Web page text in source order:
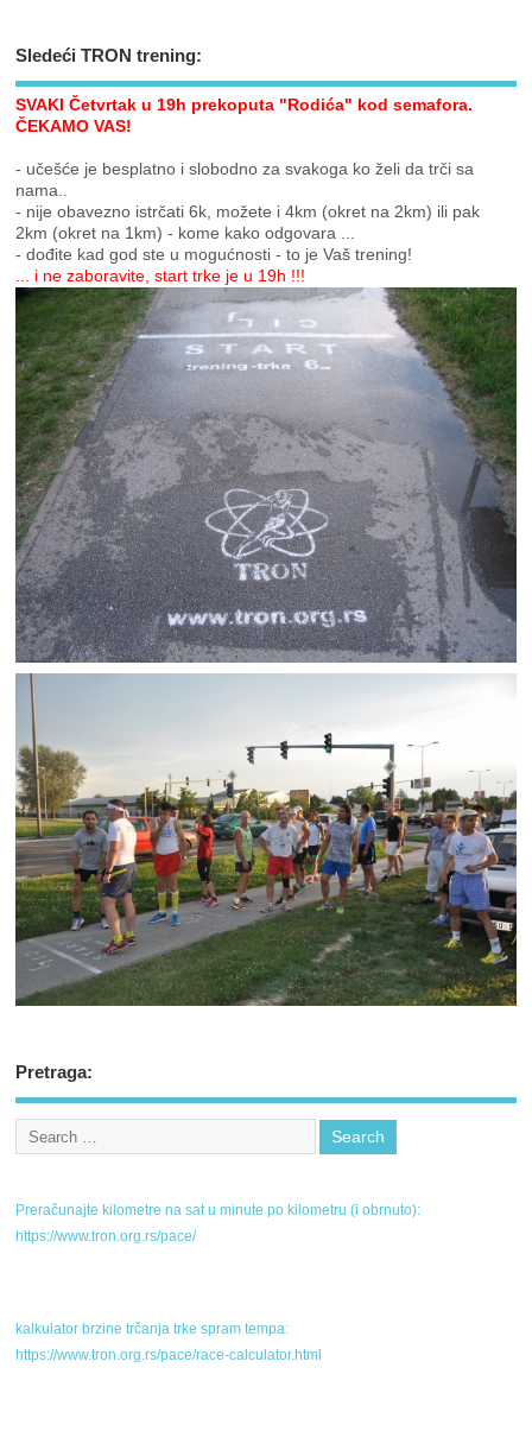
Sledeći TRON trening:
SVAKI Četvrtak u 19h prekoputa "Rodića" kod semafora.
ČEKAMO VAS!
- učešće je besplatno i slobodno za svakoga ko želi da trči sa
nama..
- nije obavezno istrčati 6k, možete i 4km (okret na 2km) ili pak
2km (okret na 1km) - kome kako odgovara ...
- dođite kad god ste u mogućnosti - to je Vaš trening!
... i ne zaboravite, start trke je u 19h !!!
Pretraga:
Preračunajte kilometre na sat u minute po kilometru (i obrnuto):
https://www.tron.org.rs/pace/
kalkulator brzine trčanja trke spram tempa:
https://www.tron.org.rs/pace/race-calculator.html